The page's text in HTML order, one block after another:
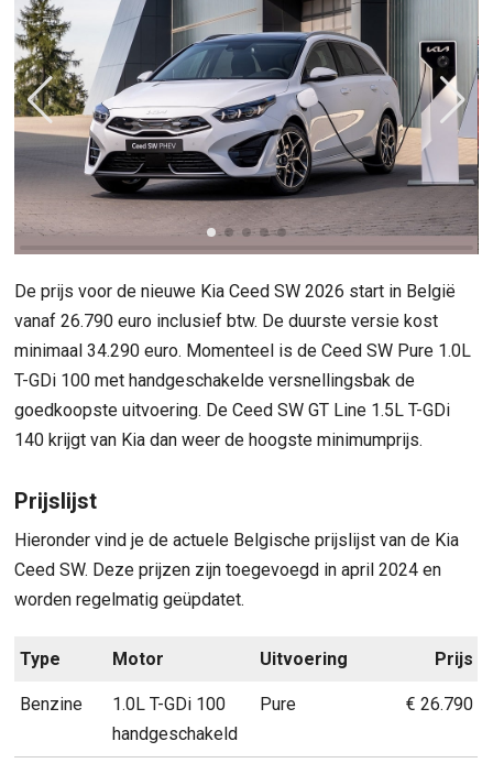
De prijs voor de nieuwe Kia Ceed SW 2026 start in België
vanaf 26.790 euro inclusief btw. De duurste versie kost
minimaal 34.290 euro. Momenteel is de Ceed SW Pure 1.0L
T-GDi 100 met handgeschakelde versnellingsbak de
goedkoopste uitvoering. De Ceed SW GT Line 1.5L T-GDi
140 krijgt van Kia dan weer de hoogste minimumprijs.
Prijslijst
Hieronder vind je de actuele Belgische prijslijst van de Kia
Ceed SW. Deze prijzen zijn toegevoegd in april 2024 en
worden regelmatig geüpdatet.
Type Motor Uitvoering Prijs
Benzine
1.0L T-GDi 100
handgeschakeld
Pure € 26.790